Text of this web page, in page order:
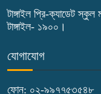
টাঙ্গাইল প্রি-ক্যাডেট
টাঙ্গাইল- ১৯০০।
যোগাযোগ
ফোন: ০২-৯৯৭৭৫৩৫৪৮